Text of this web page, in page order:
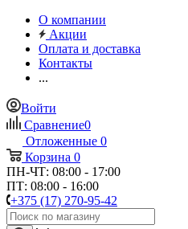
О компании
Акции
Оплата и доставка
Контакты
...
Войти
Сравнение0
Отложенные 0
Корзина 0
ПН-ЧТ: 08:00 - 17:00
ПТ: 08:00 - 16:00
+375 (17) 270-95-42